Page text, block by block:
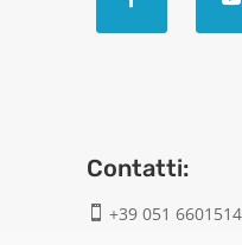
Contatti:
 +39 051 6601514